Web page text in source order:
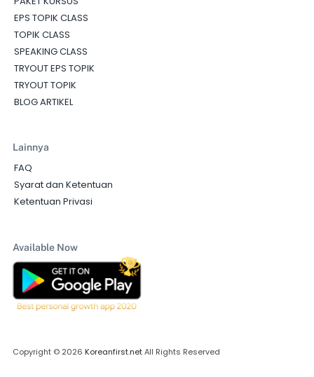
EPS TOPIK CLASS
TOPIK CLASS
SPEAKING CLASS
TRYOUT EPS TOPIK
TRYOUT TOPIK
BLOG ARTIKEL
Lainnya
FAQ
Syarat dan Ketentuan
Ketentuan Privasi
Available Now
Copyright © 2026 Koreanfirst.netAll Rights Reserved